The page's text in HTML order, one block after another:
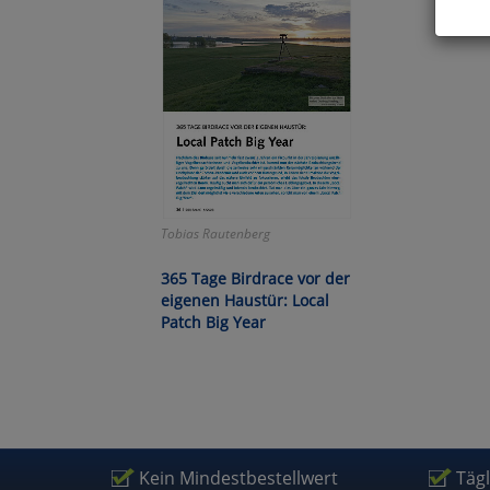
Tobias Rautenberg
365 Tage Birdrace vor der
eigenen Haustür: Local
Patch Big Year
Kein Mindestbestellwert